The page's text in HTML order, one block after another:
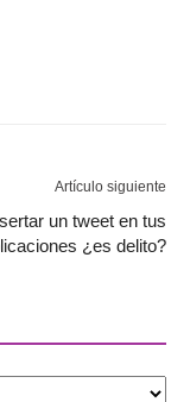
Artículo siguiente
un tweet en tus
¿es delito?